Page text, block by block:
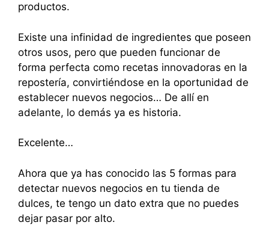
productos.
Existe una infinidad de ingredientes que poseen
otros usos, pero que pueden funcionar de
forma perfecta como recetas innovadoras en la
repostería, convirtiéndose en la oportunidad de
establecer nuevos negocios… De allí en
adelante, lo demás ya es historia.
Excelente…
Ahora que ya has conocido las 5 formas para
detectar nuevos negocios en tu tienda de
dulces, te tengo un dato extra que no puedes
dejar pasar por alto.